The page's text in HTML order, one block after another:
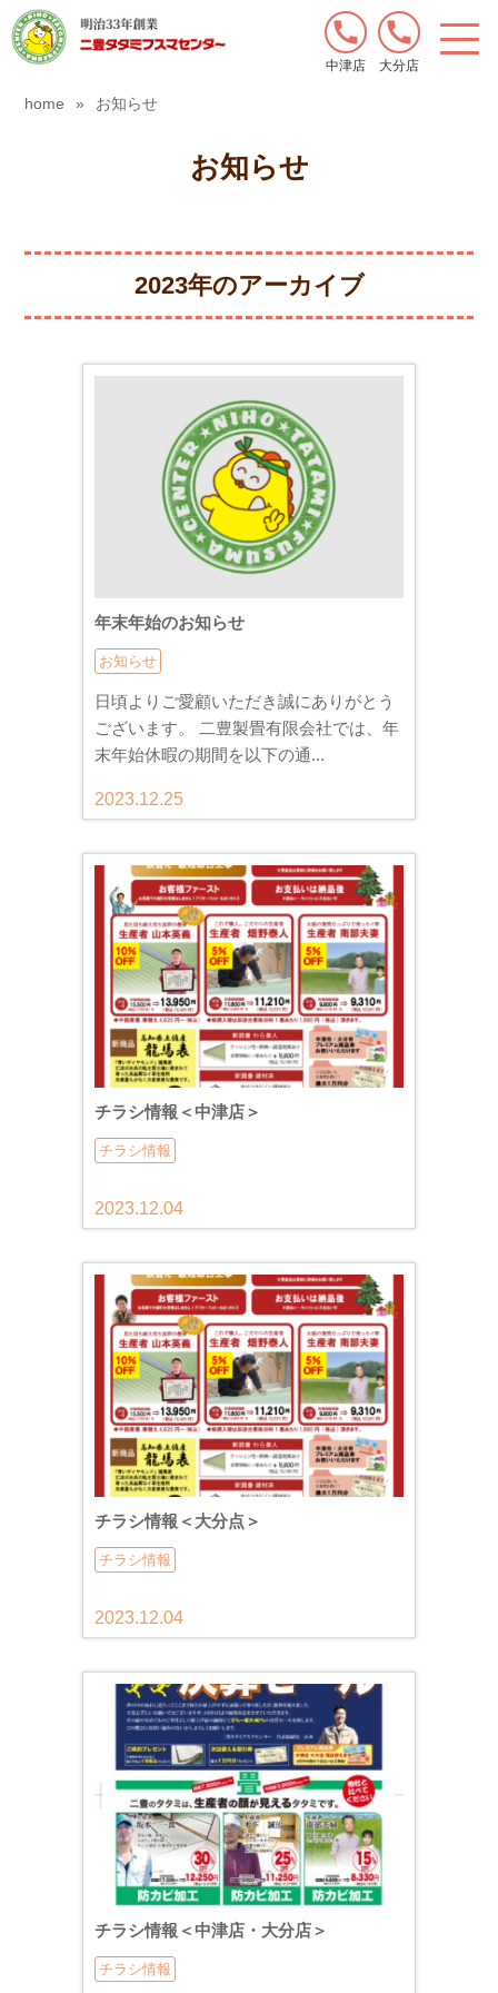
中津店 大分店
home » お知らせ
お知らせ
2023年のアーカイブ
年末年始のお知らせ
お知らせ
日頃よりご愛顧いただき誠にありがとう
ございます。 二豊製畳有限会社では、年
末年始休暇の期間を以下の通...
2023.12.25
チラシ情報＜中津店＞
チラシ情報
2023.12.04
チラシ情報＜大分点＞
チラシ情報
2023.12.04
チラシ情報＜中津店・大分店＞
チラシ情報